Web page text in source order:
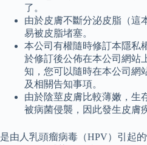
了。
由於皮膚不斷分泌皮脂（這
易被皮脂堵塞。
本公司有權隨時修訂本隱私
於修訂後公佈在本公司網站
知，您可以隨時在本公司網
及相關告知事項。
由於陰莖皮膚比較薄嫩，生
被病菌侵襲，因此發生皮膚
是由人乳頭瘤病毒（HPV）引起